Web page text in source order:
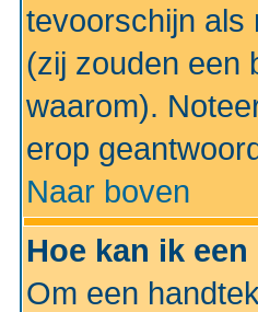
tevoorschijn als
(zij zouden een
waarom).
erop
Naar boven
Hoe kan ik
Om een